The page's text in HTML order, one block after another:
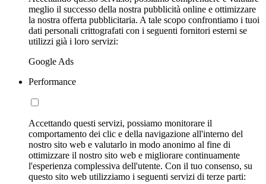
meglio il successo della nostra pubblicità online e ottimizzare
la nostra offerta pubblicitaria. A tale scopo confrontiamo i tuoi
dati personali crittografati con i seguenti fornitori esterni se
utilizzi già i loro servizi:
Google Ads
Performance
Accettando questi servizi, possiamo monitorare il
comportamento dei clic e della navigazione all'interno del
nostro sito web e valutarlo in modo anonimo al fine di
ottimizzare il nostro sito web e migliorare continuamente
l'esperienza complessiva dell'utente. Con il tuo consenso, su
questo sito web utilizziamo i seguenti servizi di terze parti: